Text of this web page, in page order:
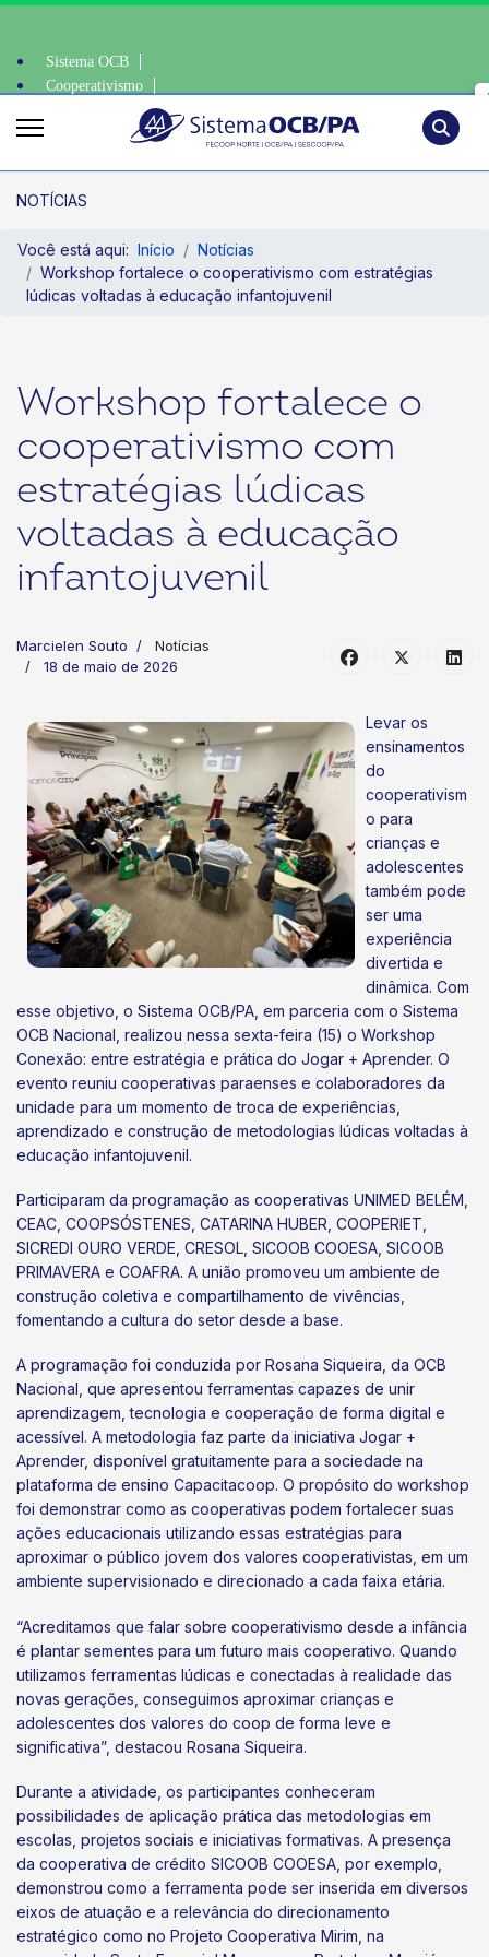
Sistema OCB
Cooperativismo
NOTÍCIAS
Você está aqui: Início
Notícias
Workshop fortalece o cooperativismo com estratégias
lúdicas voltadas à educação infantojuvenil
Workshop fortalece o
cooperativismo com
estratégias lúdicas
voltadas à educação
infantojuvenil
Marcielen Souto
Notícias
18 de maio de 2026
Levar os
ensinamentos
do
cooperativism
o para
crianças e
adolescentes
também pode
ser uma
experiência
divertida e
dinâmica. Com
esse objetivo, o Sistema OCB/PA, em parceria com o Sistema
OCB Nacional, realizou nessa sexta-feira (15) o Workshop
Conexão: entre estratégia e prática do Jogar + Aprender. O
evento reuniu cooperativas paraenses e colaboradores da
unidade para um momento de troca de experiências,
aprendizado e construção de metodologias lúdicas voltadas à
educação infantojuvenil.
Participaram da programação as cooperativas UNIMED BELÉM,
CEAC, COOPSÓSTENES, CATARINA HUBER, COOPERIET,
SICREDI OURO VERDE, CRESOL, SICOOB COOESA, SICOOB
PRIMAVERA e COAFRA. A união promoveu um ambiente de
construção coletiva e compartilhamento de vivências,
fomentando a cultura do setor desde a base.
A programação foi conduzida por Rosana Siqueira, da OCB
Nacional, que apresentou ferramentas capazes de unir
aprendizagem, tecnologia e cooperação de forma digital e
acessível. A metodologia faz parte da iniciativa Jogar +
Aprender, disponível gratuitamente para a sociedade na
plataforma de ensino Capacitacoop. O propósito do workshop
foi demonstrar como as cooperativas podem fortalecer suas
ações educacionais utilizando essas estratégias para
aproximar o público jovem dos valores cooperativistas, em um
ambiente supervisionado e direcionado a cada faixa etária.
“Acreditamos que falar sobre cooperativismo desde a infância
é plantar sementes para um futuro mais cooperativo. Quando
utilizamos ferramentas lúdicas e conectadas à realidade das
novas gerações, conseguimos aproximar crianças e
adolescentes dos valores do coop de forma leve e
significativa”, destacou Rosana Siqueira.
Durante a atividade, os participantes conheceram
possibilidades de aplicação prática das metodologias em
escolas, projetos sociais e iniciativas formativas. A presença
da cooperativa de crédito SICOOB COOESA, por exemplo,
demonstrou como a ferramenta pode ser inserida em diversos
eixos de atuação e a relevância do direcionamento
estratégico como no Projeto Cooperativa Mirim, na